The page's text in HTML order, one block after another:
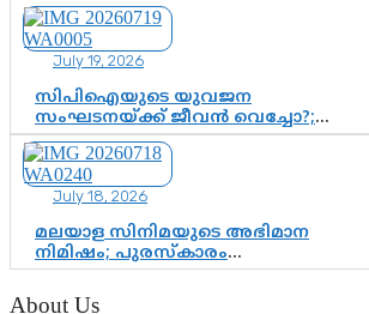
മെസ്സിയെ മറികടന്ന് എംബാപ്പെ
July 19, 2026
സിപിഐയുടെ യുവജന
സംഘടനയ്ക്ക് ജീവൻ വെച്ചോ?;
ജിസ്മോന്റെ വിമർശനം രാഷ്ട്രീയ
ഇരട്ടത്താപ്പെന്ന് ചർച്ച
July 18, 2026
മലയാള സിനിമയുടെ അഭിമാന
നിമിഷം; പുരസ്‌കാരം
ആഘോഷമാകട്ടെ, മികവ് ശീലമാകട്ടെ
About Us